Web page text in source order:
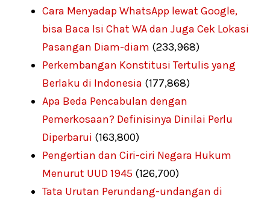
Cara Menyadap WhatsApp lewat Google,
bisa Baca Isi Chat WA dan Juga Cek Lokasi
Pasangan Diam-diam (233,968)
Perkembangan Konstitusi Tertulis yang
Berlaku di Indonesia (177,868)
Apa Beda Pencabulan dengan
Pemerkosaan? Definisinya Dinilai Perlu
Diperbarui (163,800)
Pengertian dan Ciri-ciri Negara Hukum
Menurut UUD 1945 (126,700)
Tata Urutan Perundang-undangan di